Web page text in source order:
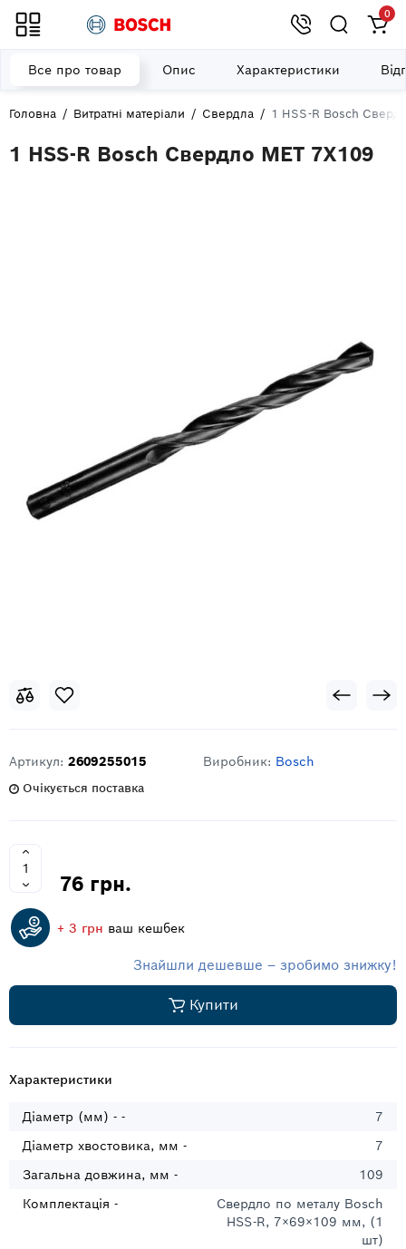
0
Головна Витратні матеріали Свердла 1 HSS-R Bosch
1 HSS-R Bosch Свердло МЕТ 7X109
Все про товар Опис Характеристики
Артикул: 2609255015 Виробник: Bosch
Очікується поставка
76 грн.
+ 3 грн ваш кешбек
Знайшли дешевше – зробимо знижку!
Купити
Характеристики
Діаметр (мм) - -
7
Діаметр хвостовика, мм -
7
Загальна довжина, мм -
109
Комплектація -
Свердло по металу Bosch
HSS-R, 7×69×109 мм, (1
шт)